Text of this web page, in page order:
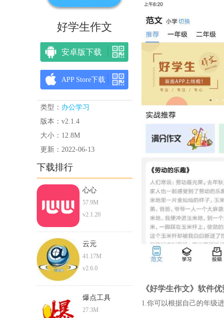
好学生作文
安卓版下载
APP Store下载
类型： 办公学习
版本：v2.1.4
大小：12.8M
更新：2022-06-13
下载排行
心心
57.9M
v2.1.20
云元
41.17M
v2.6.0
爆点工具
27.3M
《好学生作文》软件优
1.你可以根据自己的年级